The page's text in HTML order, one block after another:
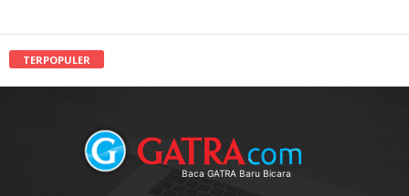
TERPOPULER
Baca GATRA Baru Bicara